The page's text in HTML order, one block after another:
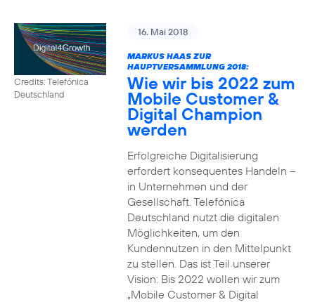
Credits: Telefónica
Deutschland
16. Mai 2018
MARKUS HAAS ZUR
HAUPTVERSAMMLUNG 2018:
Wie wir bis 2022 zum
Mobile Customer &
Digital Champion
werden
Erfolgreiche Digitalisierung
erfordert konsequentes Handeln –
in Unternehmen und der
Gesellschaft. Telefónica
Deutschland nutzt die digitalen
Möglichkeiten, um den
Kundennutzen in den Mittelpunkt
zu stellen. Das ist Teil unserer
Vision: Bis 2022 wollen wir zum
„Mobile Customer & Digital